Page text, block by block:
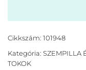
Cikkszám: 101948
Kategória: SZEMPILLA
TOKOK